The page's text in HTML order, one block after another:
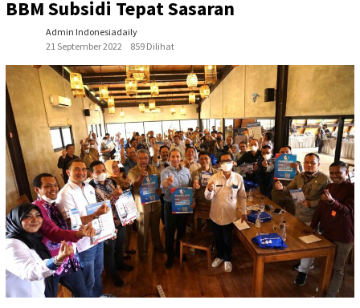
BBM Subsidi Tepat Sasaran
Admin Indonesiadaily
21 September 2022
859 Dilihat